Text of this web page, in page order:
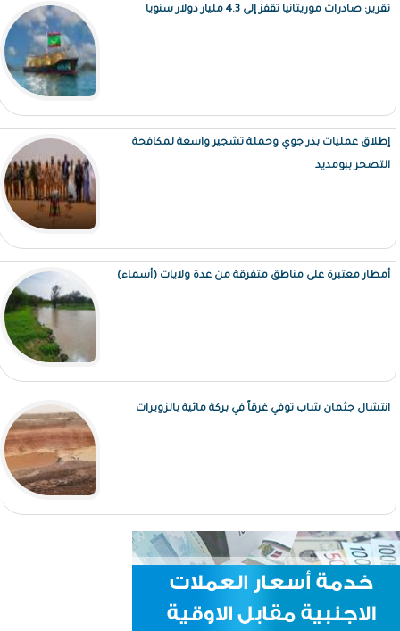
تقرير: صادرات موريتانيا تقفز إلى 4.3 مليار دولار سنويا
إطلاق عمليات بذر جوي وحملة تشجير واسعة لمكافحة
التصحر ببومديد
أمطار معتبرة على مناطق متفرقة من عدة ولايات (أسماء)
انتشال جثمان شاب توفي غرقاً في بركة مائية بالزويرات